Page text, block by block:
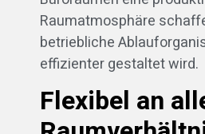
Raumatmosphäre
betriebliche
effizienter gestaltet wird.
Flexibel an